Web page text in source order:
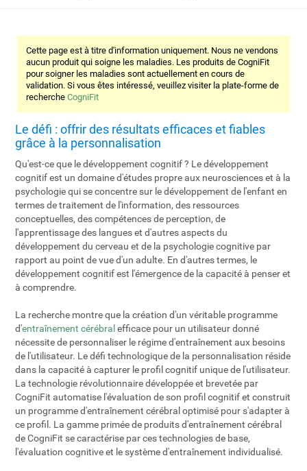
Cette page est à titre d'information uniquement. Nous ne vendons
aucun produit qui soigne les maladies. Les produits de CogniFit
pour soigner les maladies sont actuellement en cours de
validation. Si vous êtes intéressé, veuillez visiter la plate-forme de
rechercheCogniFit
Le défi : offrir des résultats efficaces et fiables
grâce à la personnalisation
Qu'est-ce que le développement cognitif ? Le développement
cognitif est un domaine d'études propre aux neurosciences et à la
psychologie qui se concentre sur le développement de l'enfant en
termes de traitement de l'information, des ressources
conceptuelles, des compétences de perception, de
l'apprentissage des langues et d'autres aspects du
développement du cerveau et de la psychologie cognitive par
rapport au point de vue d'un adulte. En d'autres termes, le
développement cognitif est l'émergence de la capacité à penser et
à comprendre.
La recherche montre que la création d'un véritable programme
d'entraînement cérébral efficace pour un utilisateur donné
nécessite de personnaliser le régime d'entraînement aux besoins
de l'utilisateur. Le défi technologique de la personnalisation réside
dans la capacité à capturer le profil cognitif unique de l'utilisateur.
La technologie révolutionnaire développée et brevetée par
CogniFit automatise l'évaluation de son profil cognitif et construit
un programme d'entraînement cérébral optimisé pour s'adapter à
ce profil. La gamme primée de produits d'entraînement cérébral
de CogniFit se caractérise par ces technologies de base,
l'évaluation cognitive et le système d'entraînement individualisé.